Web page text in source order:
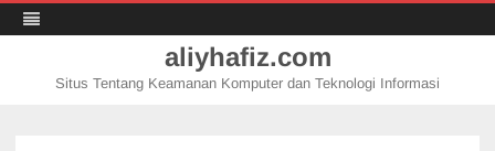
aliyhafiz.com
Situs Tentang Keamanan Komputer dan Teknologi Informasi